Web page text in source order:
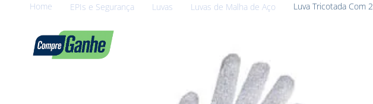
EPIs e Segurança Luvas Luvas de Malha de Aço Luva Tricotada Com